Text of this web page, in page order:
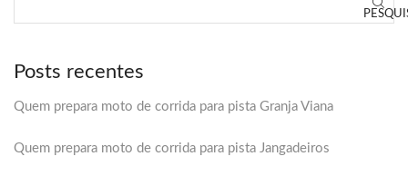
Posts recentes
Quem prepara moto de corrida para pista Granja Viana
Quem prepara moto de corrida para pista Jangadeiros